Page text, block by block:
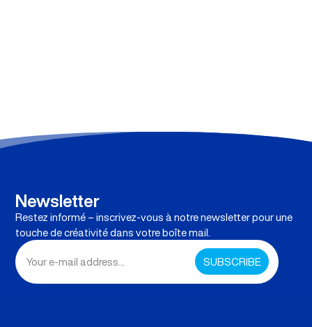
Newsletter
Restez informé – inscrivez-vous à notre newsletter pour une
touche de créativité dans votre boîte mail.